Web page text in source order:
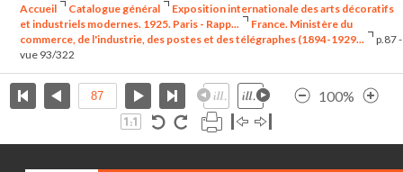
élévé
Accueil Catalogue général
Exposition internationale des arts décoratifs
et industriels modernes. 1925. Paris - Rapp...
France. Ministère du
commerce, de l'industrie, des postes et des télégraphes (1894-1929...
p.87 -
vue 93/322
100%